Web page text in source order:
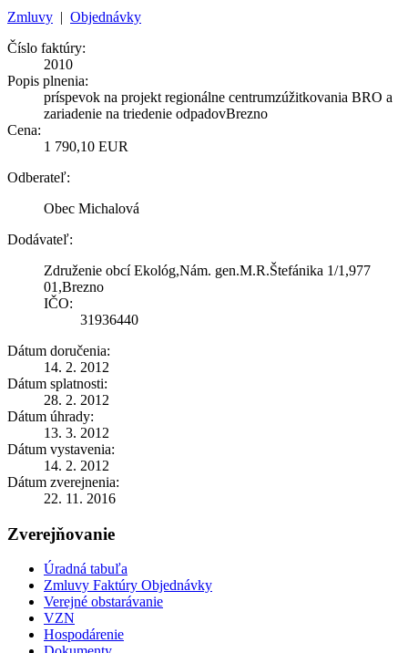
Zmluvy | Objednávky
Číslo faktúry:
2010
Popis plnenia:
príspevok na projekt regionálne centrumzúžitkovania BRO a
zariadenie na triedenie odpadovBrezno
Cena:
1 790,10 EUR
Odberateľ:
Obec Michalová
Dodávateľ:
Združenie obcí Ekológ,Nám. gen.M.R.Štefánika 1/1,977
01,Brezno
IČO:
31936440
Dátum doručenia:
14. 2. 2012
Dátum splatnosti:
28. 2. 2012
Dátum úhrady:
13. 3. 2012
Dátum vystavenia:
14. 2. 2012
Dátum zverejnenia:
22. 11. 2016
Zverejňovanie
Úradná tabuľa
Zmluvy Faktúry Objednávky
Verejné obstarávanie
VZN
Hospodárenie